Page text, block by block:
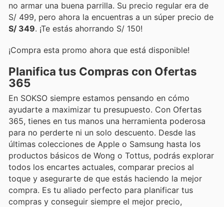
no armar una buena parrilla. Su precio regular era de
S/ 499, pero ahora la encuentras a un súper precio de
S/ 349. ¡Te estás ahorrando S/ 150!
¡Compra esta promo ahora que está disponible!
Planifica tus Compras con Ofertas
365
En SOKSO siempre estamos pensando en cómo
ayudarte a maximizar tu presupuesto. Con Ofertas
365, tienes en tus manos una herramienta poderosa
para no perderte ni un solo descuento. Desde las
últimas colecciones de Apple o Samsung hasta los
productos básicos de Wong o Tottus, podrás explorar
todos los encartes actuales, comparar precios al
toque y asegurarte de que estás haciendo la mejor
compra. Es tu aliado perfecto para planificar tus
compras y conseguir siempre el mejor precio,